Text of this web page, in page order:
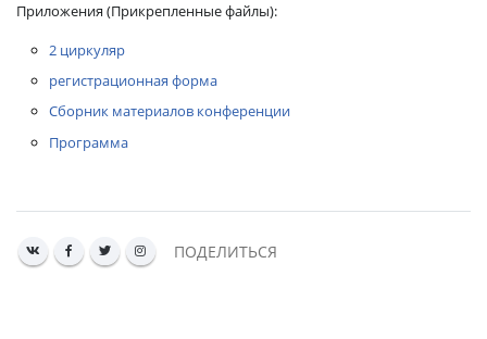
Приложения (Прикрепленные файлы):
2 циркуляр
регистрационная форма
Сборник материалов конференции
Программа
ПОДЕЛИТЬСЯ